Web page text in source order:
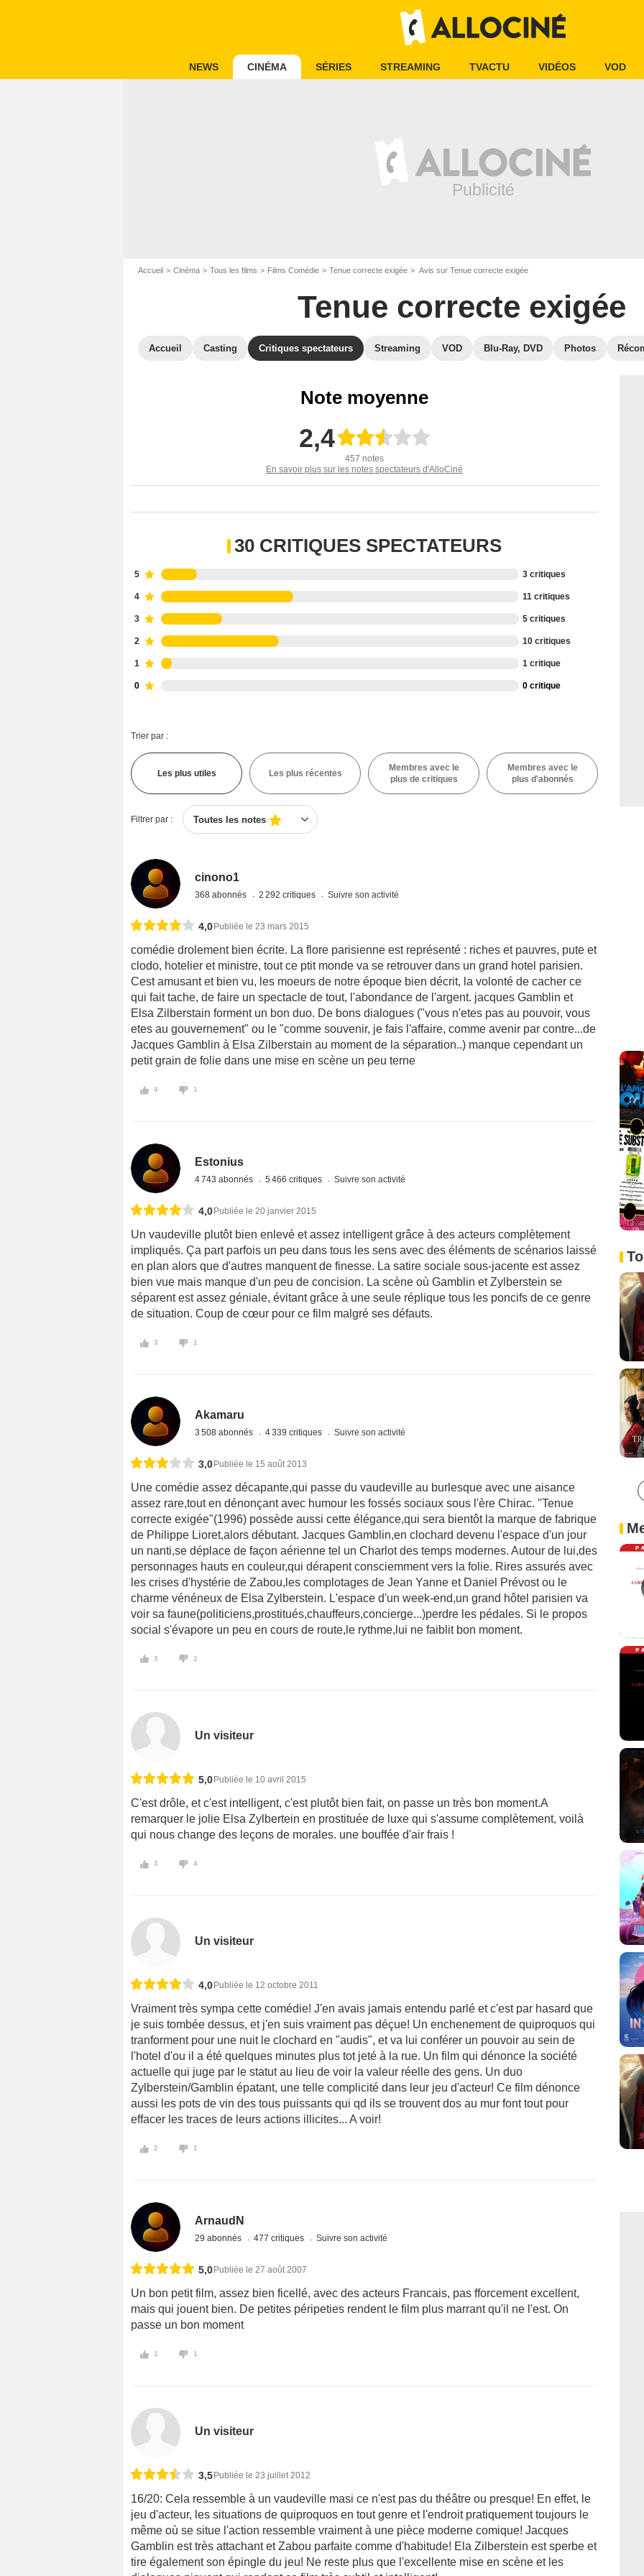
NEWS CINÉMA SÉRIES STREAMING TVACTU VIDÉOS VOD
Accueil Cinéma Tous les films Films Comédie Tenue correcte exigée Avis sur Tenue correcte exigée
Tenue correcte exigée
Accueil Casting Critiques spectateurs Streaming VOD Blu-Ray, DVD Photos
Note moyenne
2,4
457 notes
En savoir plus sur les notes spectateurs d'AlloCiné
30 CRITIQUES SPECTATEURS
5 3 critiques
4 11 critiques
3 5 critiques
2 10 critiques
1 1 critique
0 0 critique
Trier par :
Les plus utiles Les plus récentes
Membres avec le
plus de critiques
Membres avec le
plus d'abonnés
Filtrer par : Toutes les notes
cinono1
368 abonnés 2 292 critiques Suivre son activité
4,0 Publiée le 23 mars 2015
comédie drolement bien écrite. La flore parisienne est représenté : riches et pauvres, pute et
clodo, hotelier et ministre, tout ce ptit monde va se retrouver dans un grand hotel parisien.
Cest amusant et bien vu, les moeurs de notre époque bien décrit, la volonté de cacher ce
qui fait tache, de faire un spectacle de tout, l'abondance de l'argent. jacques Gamblin et
Elsa Zilberstain forment un bon duo. De bons dialogues ("vous n'etes pas au pouvoir, vous
etes au gouvernement" ou le "comme souvenir, je fais l'affaire, comme avenir par contre...de
Jacques Gamblin à Elsa Zilberstain au moment de la séparation..) manque cependant un
petit grain de folie dans une mise en scène un peu terne
4 1
Estonius
4 743 abonnés 5 466 critiques Suivre son activité
4,0Publiée le 20 janvier 2015
Un vaudeville plutôt bien enlevé et assez intelligent grâce à des acteurs complètement
impliqués. Ça part parfois un peu dans tous les sens avec des éléments de scénarios laissé
en plan alors que d'autres manquent de finesse. La satire sociale sous-jacente est assez
bien vue mais manque d'un peu de concision. La scène où Gamblin et Zylberstein se
séparent est assez géniale, évitant grâce à une seule réplique tous les poncifs de ce genre
de situation. Coup de cœur pour ce film malgré ses défauts.
3 1
Akamaru
3 508 abonnés 4 339 critiques Suivre son activité
3,0Publiée le 15 août 2013
Une comédie assez décapante,qui passe du vaudeville au burlesque avec une aisance
assez rare,tout en dénonçant avec humour les fossés sociaux sous l'ère Chirac. "Tenue
correcte exigée"(1996) possède aussi cette élégance,qui sera bientôt la marque de fabrique
de Philippe Lioret,alors débutant. Jacques Gamblin,en clochard devenu l'espace d'un jour
un nanti,se déplace de façon aérienne tel un Charlot des temps modernes. Autour de lui,des
personnages hauts en couleur,qui dérapent consciemment vers la folie. Rires assurés avec
les crises d'hystérie de Zabou,les complotages de Jean Yanne et Daniel Prévost ou le
charme vénéneux de Elsa Zylberstein. L'espace d'un week-end,un grand hôtel parisien va
voir sa faune(politiciens,prostitués,chauffeurs,concierge...)perdre les pédales. Si le propos
social s'évapore un peu en cours de route,le rythme,lui ne faiblit bon moment.
3 2
Un visiteur
5,0 Publiée le 10 avril 2015
C'est drôle, et c'est intelligent, c'est plutôt bien fait, on passe un très bon moment.A
remarquer le jolie Elsa Zylbertein en prostituée de luxe qui s'assume complètement, voilà
qui nous change des leçons de morales. une bouffée d'air frais !
3 4
Un visiteur
4,0 Publiée le 12 octobre 2011
Vraiment très sympa cette comédie! J'en avais jamais entendu parlé et c'est par hasard que
je suis tombée dessus, et j'en suis vraiment pas déçue! Un enchenement de quiproquos qui
tranforment pour une nuit le clochard en "audis", et va lui conférer un pouvoir au sein de
l'hotel d'ou il a été quelques minutes plus tot jeté à la rue. Un film qui dénonce la société
actuelle qui juge par le statut au lieu de voir la valeur réelle des gens. Un duo
Zylberstein/Gamblin épatant, une telle complicité dans leur jeu d'acteur! Ce film dénonce
aussi les pots de vin des tous puissants qui qd ils se trouvent dos au mur font tout pour
effacer les traces de leurs actions illicites... A voir!
2 1
ArnaudN
29 abonnés 477 critiques Suivre son activité
5,0 Publiée le 27 août 2007
Un bon petit film, assez bien ficellé, avec des acteurs Francais, pas fforcement excellent,
mais qui jouent bien. De petites péripeties rendent le film plus marrant qu'il ne l'est. On
passe un bon moment
1 1
Un visiteur
3,5 Publiée le 23 juillet 2012
16/20: Cela ressemble à un vaudeville masi ce n'est pas du théâtre ou presque! En effet, le
jeu d'acteur, les situations de quiproquos en tout genre et l'endroit pratiquement toujours le
même où se situe l'action ressemble vraiment à une pièce moderne comique! Jacques
Gamblin est très attachant et Zabou parfaite comme d'habitude! Ela Zilberstein est sperbe et
tire également son épingle du jeu! Ne reste plus que l'excellente mise en scène et les